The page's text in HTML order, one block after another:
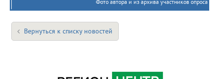
Фото автора и из архива участников опроса
Вернуться к списку новостей